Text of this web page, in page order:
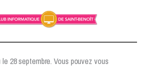
2026-2027
28 septembre. Vous pouvez vous